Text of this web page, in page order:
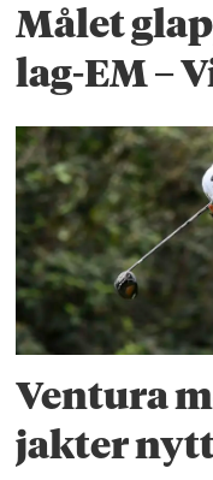
Målet
lag-EM –
Ventura
jakter